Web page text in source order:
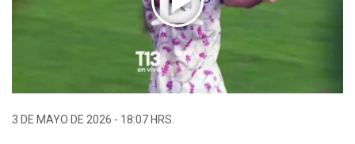
3 DE MAYO DE 2026 - 18:07 HRS.